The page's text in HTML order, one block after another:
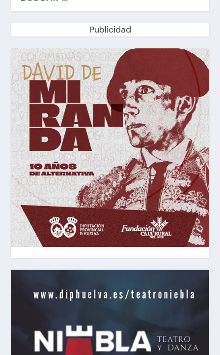
Publicidad